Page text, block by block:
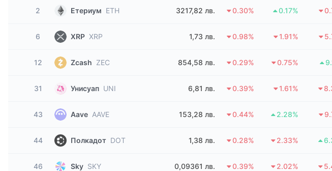
2 Етериум ETH 3217,82 лв. 0.30% 0.17%
6 XRP XRP 1,73 лв. 0.98% 1.91%
12 Zcash ZEC 854,58 лв. 0.29% 0.75%
31 Унисуап UNI 6,81 лв. 0.39% 1.61%
43 Aave AAVE 153,28 лв. 0.44% 2.28%
44 Полкадот DOT 1,38 лв. 0.28% 2.33%
46 Sky SKY 0,09361 лв. 0.39% 2.02%